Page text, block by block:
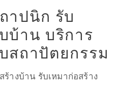
าปนิก รับ
บ้าน บริการ
สถาปัตยกรรม
างบ้าน รับเหมาก่อสร้าง